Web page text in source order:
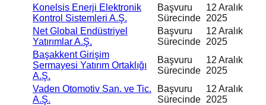
Konelsis Enerji Elektronik
Kontrol Sistemleri A.Ş.
Başvuru
Sürecinde
12 Aralık
2025
Net Global Endüstriyel
Yatırımlar A.Ş.
Başvuru
Sürecinde
12 Aralık
2025
Başakkent Girişim
Sermayesi Yatırım Ortaklığı
A.Ş.
Başvuru
Sürecinde
12 Aralık
2025
Vaden Otomotiv San. ve Tic.
A.Ş.
Başvuru
Sürecinde
12 Aralık
2025